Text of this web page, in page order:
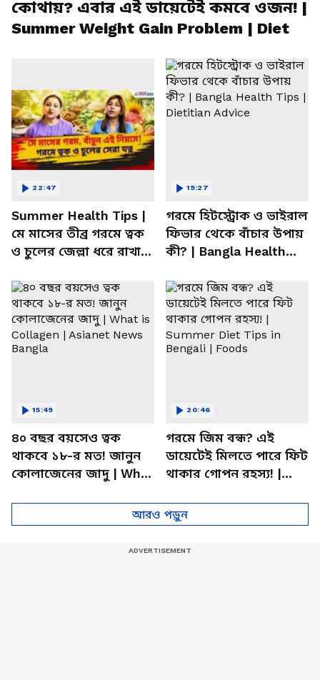
কোথায়? এবার এই ডায়েটেই কমবে ওজন! |
Summer Weight Gain Problem | Diet
Summer Health Tips |
মে মাসের তীব্র গরমে ত্বক
ও চুলের জেল্লা ধরে রাখার
22:47
গরমে হিটস্ট্রোক ও ভাইরাল
ফিভার থেকে বাঁচার উপায়
কী? | Bangla Health
19:27
৪০ বছর বয়সেও ত্বক
থাকবে ১৮-র মত! জানুন
কোলাজেনের জাদু | What
15:49
গরমে জিম বন্ধ? এই
ডায়েটেই মিলতে পারে ফিট
থাকার গোপন রহস্য! |
Bengali | Foods
20:46
আরও পড়ুন